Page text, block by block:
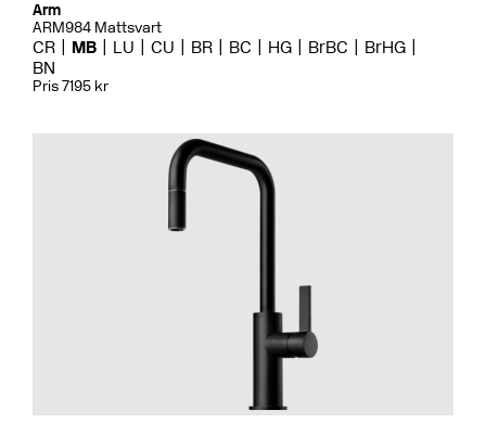
Arm
ARM984 Mattsvart
CR MB LU CU BR BC HG BrBC
BrHG
BN
Pris 7195 kr